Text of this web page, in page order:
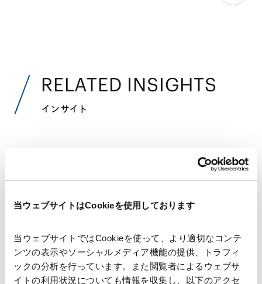
当ウェブサイトはCookieを使用しております
当ウェブサイトではCookieを使って、より適切なコンテ
ンツの表示やソーシャルメディア機能の提供、トラフィ
ックの分析を行っています。また閲覧者によるウェブサ
イトの利用状況についても情報を収集し、以下のアクセ
RELATED INSIGHTS
インサイト
2018.06.21